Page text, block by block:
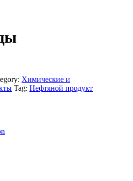
Химические и
Tag: Нефтяной продукт